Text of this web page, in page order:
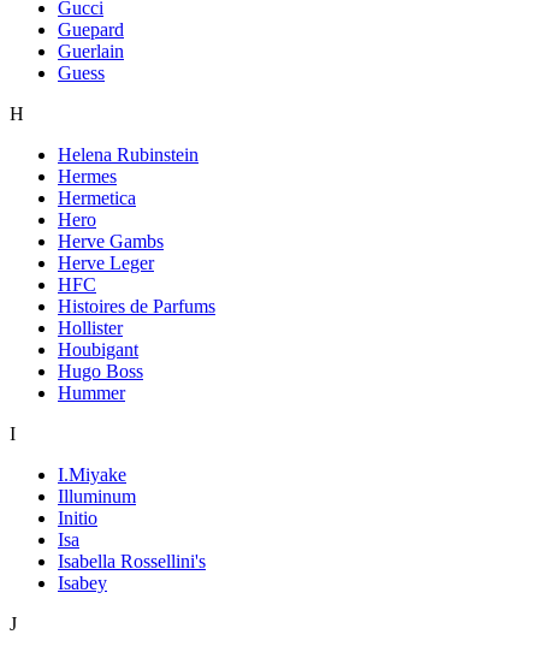
Gucci
Guepard
Guerlain
Guess
H
Helena Rubinstein
Hermes
Hermetica
Hero
Herve Gambs
Herve Leger
HFC
Histoires de Parfums
Hollister
Houbigant
Hugo Boss
Hummer
I
I.Miyake
Illuminum
Initio
Isa
Isabella Rossellini's
Isabey
J